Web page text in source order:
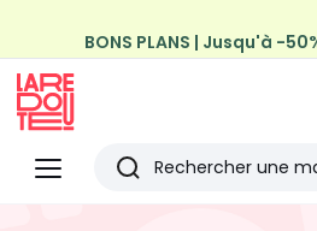
BONS PLANS | Jusqu'à -
Profitez de la livraison à
Menu
Redoute
Rechercher